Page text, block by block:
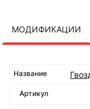
МОДИФИКАЦИИ